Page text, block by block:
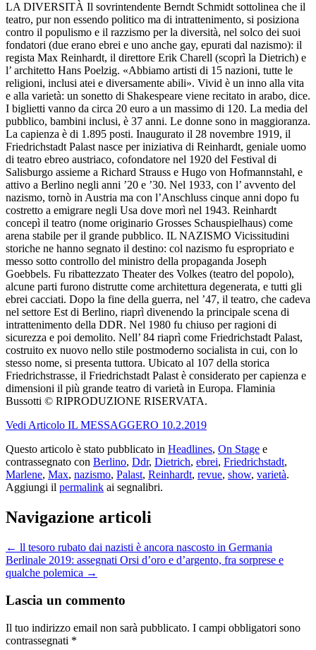
LA DIVERSITÀ Il sovrintendente Berndt Schmidt sottolinea che il
teatro, pur non essendo politico ma di intrattenimento, si posiziona
contro il populismo e il razzismo per la diversità, nel solco dei suoi
fondatori (due erano ebrei e uno anche gay, epurati dal nazismo): il
regista Max Reinhardt, il direttore Erik Charell (scoprì la Dietrich) e
l’ architetto Hans Poelzig. «Abbiamo artisti di 15 nazioni, tutte le
religioni, inclusi atei e diversamente abili». Vivid è un inno alla vita
e alla varietà: un sonetto di Shakespeare viene recitato in arabo, dice.
I biglietti vanno da circa 20 euro a un massimo di 120. La media del
pubblico, bambini inclusi, è 37 anni. Le donne sono in maggioranza.
La capienza è di 1.895 posti. Inaugurato il 28 novembre 1919, il
Friedrichstadt Palast nasce per iniziativa di Reinhardt, geniale uomo
di teatro ebreo austriaco, cofondatore nel 1920 del Festival di
Salisburgo assieme a Richard Strauss e Hugo von Hofmannstahl, e
attivo a Berlino negli anni ’20 e ’30. Nel 1933, con l’ avvento del
nazismo, tornò in Austria ma con l’Anschluss cinque anni dopo fu
costretto a emigrare negli Usa dove morì nel 1943. Reinhardt
concepì il teatro (nome originario Grosses Schauspielhaus) come
arena stabile per il grande pubblico. IL NAZISMO Vicissitudini
storiche ne hanno segnato il destino: col nazismo fu espropriato e
messo sotto controllo del ministro della propaganda Joseph
Goebbels. Fu ribattezzato Theater des Volkes (teatro del popolo),
alcune parti furono distrutte come architettura degenerata, e tutti gli
ebrei cacciati. Dopo la fine della guerra, nel ’47, il teatro, che cadeva
nel settore Est di Berlino, riaprì divenendo la principale scena di
intrattenimento della DDR. Nel 1980 fu chiuso per ragioni di
sicurezza e poi demolito. Nell’ 84 riaprì come Friedrichstadt Palast,
costruito ex nuovo nello stile postmoderno socialista in cui, con lo
stesso nome, si presenta tuttora. Ubicato al 107 della storica
Friedrichstrasse, il Friedrichstadt Palast è considerato per capienza e
dimensioni il più grande teatro di varietà in Europa. Flaminia
Bussotti © RIPRODUZIONE RISERVATA.
Vedi Articolo IL MESSAGGERO 10.2.2019
Questo articolo è stato pubblicato in Headlines, On Stage e
contrassegnato con Berlino, Ddr, Dietrich, ebrei, Friedrichstadt,
Marlene, Max, nazismo, Palast, Reinhardt, revue, show, varietà.
Aggiungi il permalink ai segnalibri.
Navigazione articoli
← ll tesoro rubato dai nazisti è ancora nascosto in Germania
Berlinale 2019: assegnati Orsi d’oro e d’argento, fra sorprese e
qualche polemica →
Lascia un commento
Il tuo indirizzo email non sarà pubblicato. I campi obbligatori sono
contrassegnati *